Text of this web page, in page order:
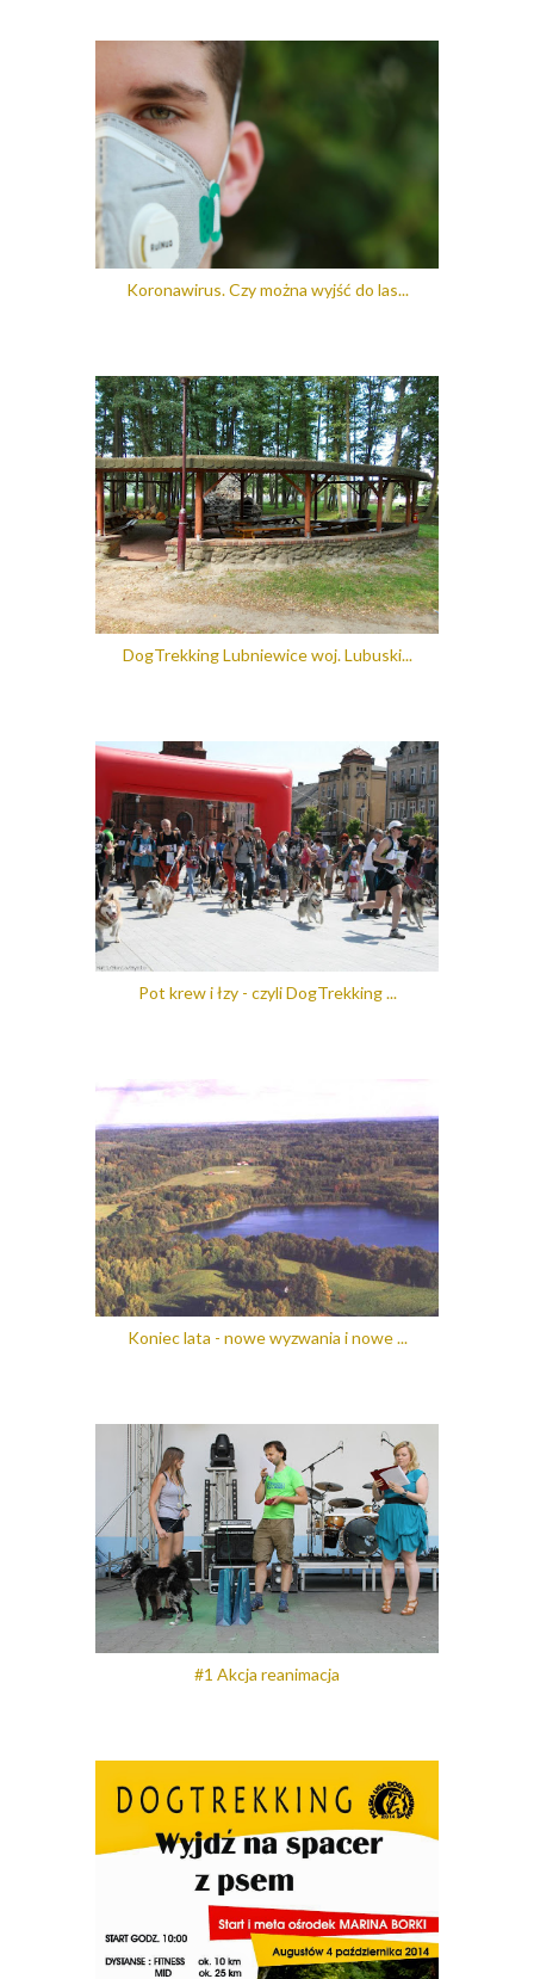
Koronawirus. Czy można wyjść do las...
DogTrekking Lubniewice woj. Lubuski...
Pot krew i łzy - czyli DogTrekking ...
Koniec lata - nowe wyzwania i nowe ...
#1 Akcja reanimacja